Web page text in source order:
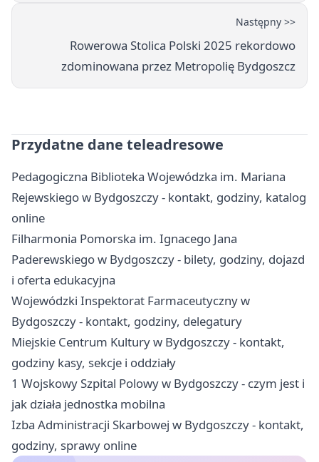
Następny >>
Rowerowa Stolica Polski 2025 rekordowo
zdominowana przez Metropolię Bydgoszcz
Przydatne dane teleadresowe
Pedagogiczna Biblioteka Wojewódzka im. Mariana
Rejewskiego w Bydgoszczy - kontakt, godziny, katalog
online
Filharmonia Pomorska im. Ignacego Jana
Paderewskiego w Bydgoszczy - bilety, godziny, dojazd
i oferta edukacyjna
Wojewódzki Inspektorat Farmaceutyczny w
Bydgoszczy - kontakt, godziny, delegatury
Miejskie Centrum Kultury w Bydgoszczy - kontakt,
godziny kasy, sekcje i oddziały
1 Wojskowy Szpital Polowy w Bydgoszczy - czym jest i
jak działa jednostka mobilna
Izba Administracji Skarbowej w Bydgoszczy - kontakt,
godziny, sprawy online